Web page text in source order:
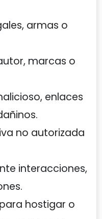
armas o
marcas o
enlaces
no autorizada
interacciones,
hostigar o